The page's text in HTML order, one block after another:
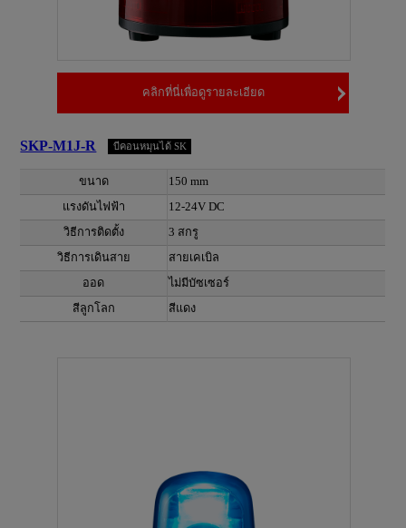
คลิกที่นี่เพื่อดูรายละเอียด
SKP-M1J-R บีคอนหมุนได้ SK
ขนาด
150 mm
แรงดันไฟฟ้า
12-24V DC
วิธีการติดตั้ง
3 สกรู
วิธีการเดินสาย
สายเคเบิล
ออด
ไม่มีบัซเซอร์
สีลูกโลก
สีแดง